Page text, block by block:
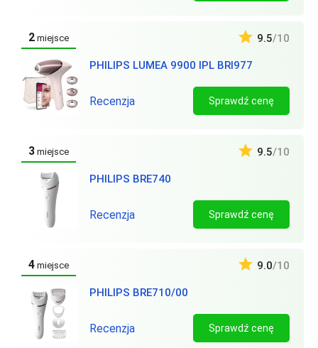
2 miejsce
PHILIPS LUMEA 9900 IPL BRI977
9.5/10
Recenzja Sprawdź cenę
3 miejsce
PHILIPS BRE740
9.5/10
Recenzja Sprawdź cenę
4 miejsce
PHILIPS BRE710/00
9.0/10
Recenzja Sprawdź cenę